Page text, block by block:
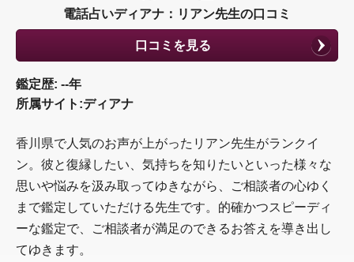
電話占いディアナ：リアン先生の口コミ
口コミを見る
鑑定歴: --年
所属サイト:ディアナ
香川県で人気のお声が上がったリアン先生がランクイ
ン。彼と復縁したい、気持ちを知りたいといった様々な
思いや悩みを汲み取ってゆきながら、ご相談者の心ゆく
まで鑑定していただける先生です。的確かつスピーディ
ーな鑑定で、ご相談者が満足のできるお答えを導き出し
てゆきます。